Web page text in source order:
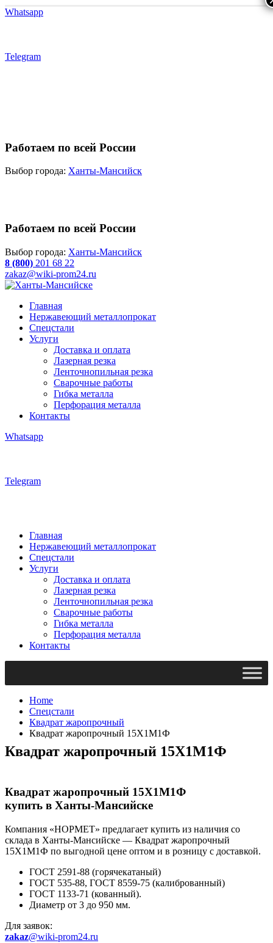
Whatsapp
Telegram
Работаем по всей России
Выбор города: Ханты-Мансийск
Работаем по всей России
Выбор города: Ханты-Мансийск
8 (800) 201 68 22
zakaz@wiki-prom24.ru
Главная
Нержавеющий металлопрокат
Спецстали
Услуги
Доставка и оплата
Лазерная резка
Ленточнопильная резка
Сварочные работы
Гибка металла
Перфорация металла
Контакты
Whatsapp
Telegram
Главная
Нержавеющий металлопрокат
Спецстали
Услуги
Доставка и оплата
Лазерная резка
Ленточнопильная резка
Сварочные работы
Гибка металла
Перфорация металла
Контакты
Home
Спецстали
Квадрат жаропрочный
Квадрат жаропрочный 15Х1М1Ф
Квадрат жаропрочный 15Х1М1Ф
Квадрат жаропрочный 15Х1М1Ф
купить в Ханты-Мансийске
Компания «НОРМЕТ» предлагает купить из наличия со
склада в Ханты-Мансийске — Квадрат жаропрочный
15Х1М1Ф по выгодной цене оптом и в розницу с доставкой.
ГОСТ 2591-88 (горячекатаный)
ГОСТ 535-88, ГОСТ 8559-75 (калиброванный)
ГОСТ 1133-71 (кованный).
Диаметр от 3 до 950 мм.
Для заявок:
zakaz@wiki-prom24.ru